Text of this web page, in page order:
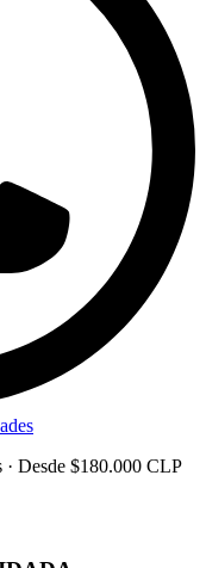
· Desde $180.000 CLP